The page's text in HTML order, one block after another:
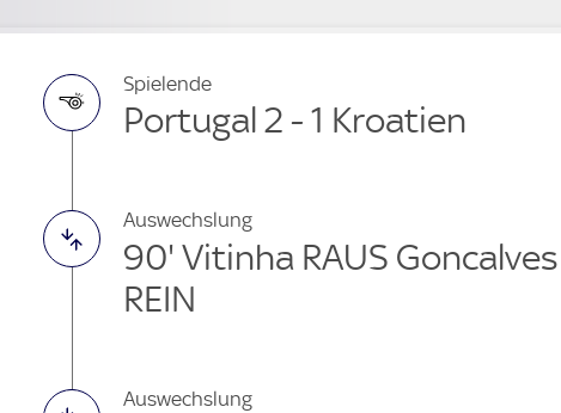
Spielende
Portugal 2 - 1 Kroatien
Auswechslung
90' Vitinha RAUS Goncalves
REIN
Auswechslung